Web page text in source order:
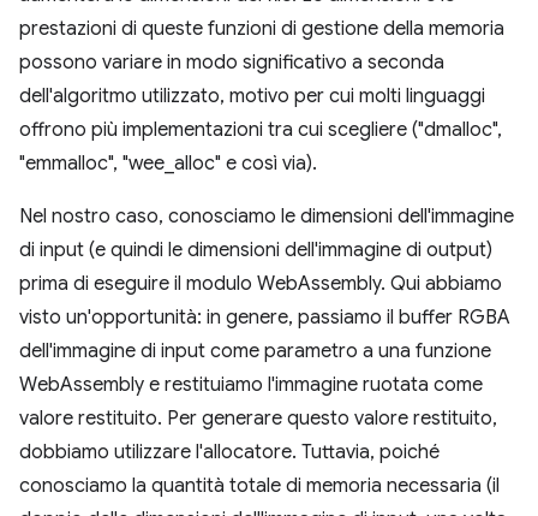
prestazioni di queste funzioni di gestione della memoria
possono variare in modo significativo a seconda
dell'algoritmo utilizzato, motivo per cui molti linguaggi
offrono più implementazioni tra cui scegliere ("dmalloc",
"emmalloc", "wee_alloc" e così via).
Nel nostro caso, conosciamo le dimensioni dell'immagine
di input (e quindi le dimensioni dell'immagine di output)
prima di eseguire il modulo WebAssembly. Qui abbiamo
visto un'opportunità: in genere, passiamo il buffer RGBA
dell'immagine di input come parametro a una funzione
WebAssembly e restituiamo l'immagine ruotata come
valore restituito. Per generare questo valore restituito,
dobbiamo utilizzare l'allocatore. Tuttavia, poiché
conosciamo la quantità totale di memoria necessaria (il